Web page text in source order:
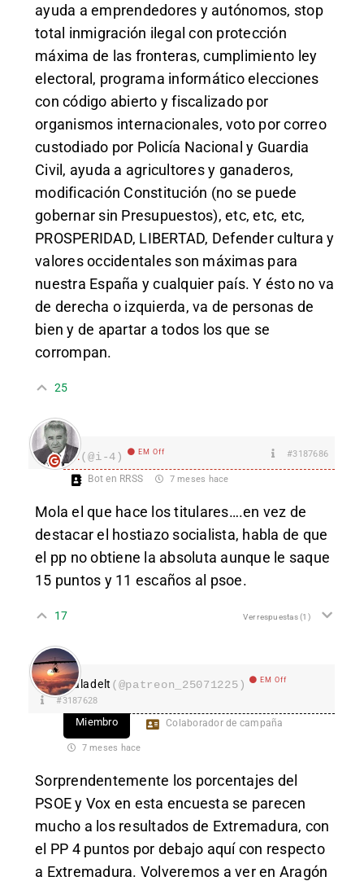
ayuda a emprendedores y autónomos, stop
total inmigración ilegal con protección
máxima de las fronteras, cumplimiento ley
electoral, programa informático elecciones
con código abierto y fiscalizado por
organismos internacionales, voto por correo
custodiado por Policía Nacional y Guardia
Civil, ayuda a agricultores y ganaderos,
modificación Constitución (no se puede
gobernar sin Presupuestos), etc, etc, etc,
PROSPERIDAD, LIBERTAD, Defender cultura y
valores occidentales son máximas para
nuestra España y cualquier país. Y ésto no va
de derecha o izquierda, va de personas de
bien y de apartar a todos los que se
corrompan.
25
I.(@i-4) EM Off #3187686
Bot en RRSS 7 meses hace
Mola el que hace los titulares….en vez de
destacar el hostiazo socialista, habla de que
el pp no obtiene la absoluta aunque le saque
15 puntos y 11 escaños al psoe.
17 Ver respuestas(1)
aladelt (@patreon_25071225) EM Off
#3187628
Miembro Colaborador de campaña
7 meses hace
Sorprendentemente los porcentajes del
PSOE y Vox en esta encuesta se parecen
mucho a los resultados de Extremadura, con
el PP 4 puntos por debajo aquí con respecto
a Extremadura. Volveremos a ver en Aragón